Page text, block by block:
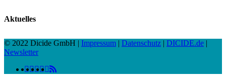
Aktuelles
© 2022 Dicide GmbH | Impressum | Datenschutz | DICIDE.de |
Newsletter
twitter
facebook
linkedinyoutube
RSS
instagram
spotify
vk